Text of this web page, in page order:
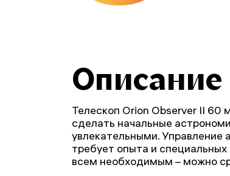
Описание
Телескоп Orion Observer II 60
сделать начальные
увлекательными. Управление
требует опыта и
всем необходимым – можно